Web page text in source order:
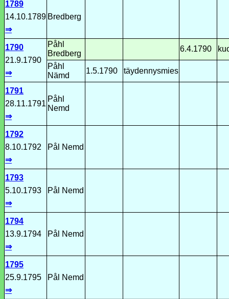
1789
14.10.1789
⇒
Bredberg
1790
21.9.1790
⇒
Påhl
Bredberg
6.4.1790
Påhl
Nämd
1.5.1790 täydennysmies
1791
28.11.1791
⇒
Påhl
Nemd
1792
8.10.1792
⇒
Pål Nemd
1793
5.10.1793
⇒
Pål Nemd
1794
13.9.1794
⇒
Pål Nemd
1795
25.9.1795
⇒
Pål Nemd